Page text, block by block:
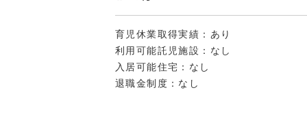
育児休業取得実績：あり
利用可能託児施設：なし
入居可能住宅：なし
退職金制度：なし